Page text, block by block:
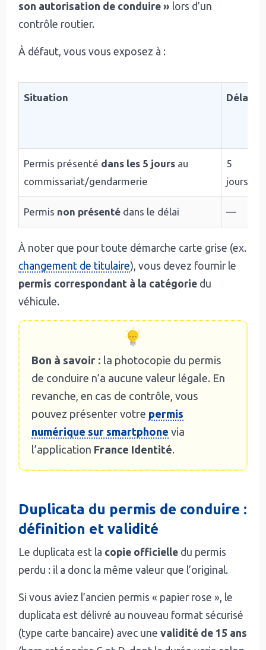
son autorisation de conduire » lors d’un
contrôle routier.
À défaut, vous vous exposez à :
Situation Délai
Permis présenté dans les 5 jours au
commissariat/gendarmerie
5
jours
Permis non présenté dans le délai —
À noter que pour toute démarche carte grise (ex.
changement de titulaire), vous devez fournir le
permis correspondant à la catégorie du
véhicule.
Bon à savoir : la photocopie du permis
de conduire n’a aucune valeur légale. En
revanche, en cas de contrôle, vous
pouvez présenter votre permis
numérique sur smartphone via
l’application France Identité.
Duplicata du permis de conduire :
définition et validité
Le duplicata est la copie officielle du permis
perdu : il a donc la même valeur que l’original.
Si vous aviez l’ancien permis « papier rose », le
duplicata est délivré au nouveau format sécurisé
(type carte bancaire) avec unevalidité de 15 ans